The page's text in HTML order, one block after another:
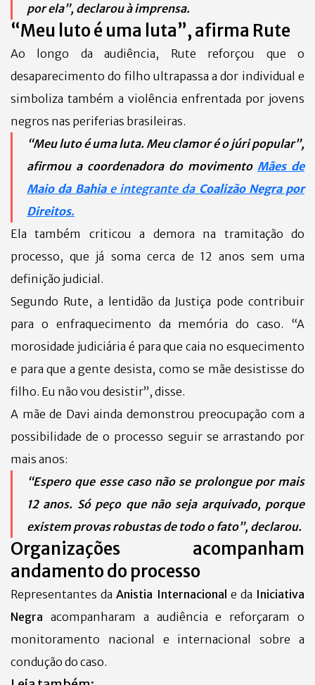
por ela”, declarou à imprensa.
“Meu luto é uma luta”, afirma Rute
Ao longo da audiência, Rute reforçou que o
desaparecimento do filho ultrapassa a dor individual e
simboliza também a violência enfrentada por jovens
negros nas periferias brasileiras.
“Meu luto é uma luta. Meu clamor é o júri popular”,
afirmou a coordenadora do movimento Mães de
Maio da Bahiae integrante da Coalizão Negra por
Direitos.
Ela também criticou a demora na tramitação do
processo, que já soma cerca de 12 anos sem uma
definição judicial.
Segundo Rute, a lentidão da Justiça pode contribuir
para o enfraquecimento da memória do caso. “A
morosidade judiciária é para que caia no esquecimento
e para que a gente desista, como se mãe desistisse do
filho. Eu não vou desistir”, disse.
A mãe de Davi ainda demonstrou preocupação com a
possibilidade de o processo seguir se arrastando por
mais anos:
“Espero que esse caso não se prolongue por mais
12 anos. Só peço que não seja arquivado, porque
existem provas robustas de todo o fato”, declarou.
Organizações acompanham
andamento do processo
Representantes daAnistia Internacional e da Iniciativa
Negra acompanharam a audiência e reforçaram o
monitoramento nacional e internacional sobre a
condução do caso.